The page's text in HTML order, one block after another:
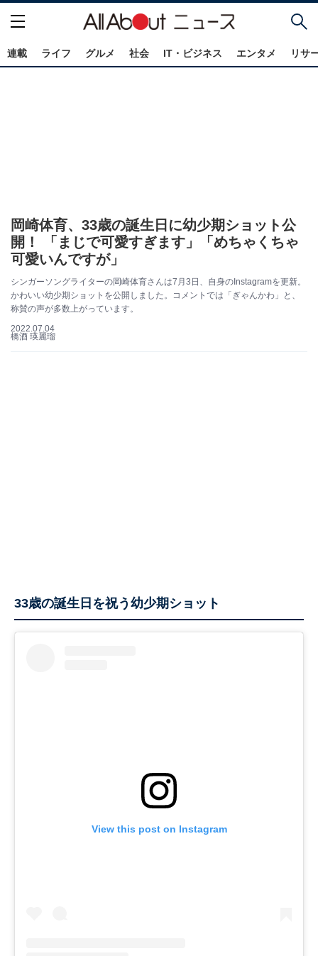
連載 ライフ グルメ 社会 IT・ビジネス エンタメ リサ
岡崎体育、33歳の誕生日に幼少期ショット公
開！ 「まじで可愛すぎます」「めちゃくちゃ
可愛いんですが」
シンガーソングライターの岡崎体育さんは7月3日、自身のInstagramを更新。
かわいい幼少期ショットを公開しました。コメントでは「ぎゃんかわ」と、
称賛の声が多数上がっています。
2022.07.04
橋酒 瑛麗瑠
33歳の誕生日を祝う幼少期ショット
View this post on Instagram